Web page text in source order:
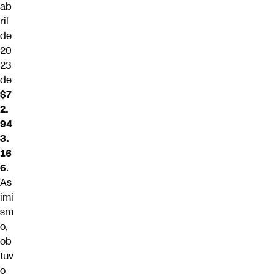
ab
ril
de
20
23
de
$7
2.
94
3.
16
6.
As
imi
sm
o,
ob
tuv
o